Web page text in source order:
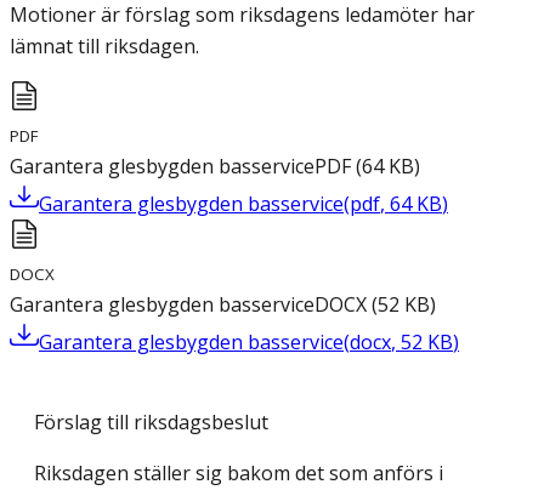
Motioner är förslag som riksdagens ledamöter har
lämnat till riksdagen.
PDF
Garantera glesbygden basservicePDF(64 KB)
Garantera glesbygden basservice(pdf, 64 KB)
DOCX
Garantera glesbygden basserviceDOCX(52 KB)
Garantera glesbygden basservice(docx, 52 KB)
Förslag till riksdagsbeslut
Riksdagen ställer sig bakom det som anförs i